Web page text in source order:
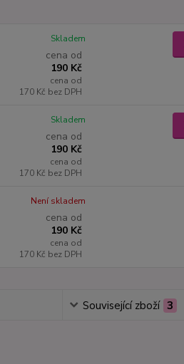
cena od
190 Kč
cena od
170 Kč bez DPH
Skladem
cena od
190 Kč
cena od
170 Kč bez DPH
Skladem
cena od
190 Kč
cena od
170 Kč bez DPH
Není skladem
Související zboží 3